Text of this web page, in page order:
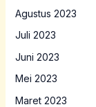
Agustus 2023
Juli 2023
Juni 2023
Mei 2023
Maret 2023